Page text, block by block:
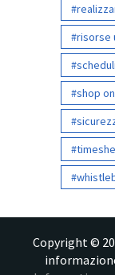
risorse
shop
Copyright ©